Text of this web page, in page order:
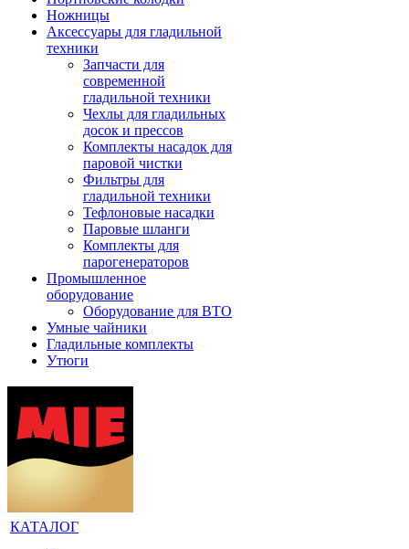
Ножницы
Аксессуары для гладильной
техники
Запчасти для
современной
гладильной техники
Чехлы для гладильных
досок и прессов
Комплекты насадок для
паровой чистки
Фильтры для
гладильной техники
Тефлоновые насадки
Паровые шланги
Комплекты для
парогенераторов
Промышленное
оборудование
Оборудование для ВТО
Умные чайники
Гладильные комплекты
Утюги
КАТАЛОГ